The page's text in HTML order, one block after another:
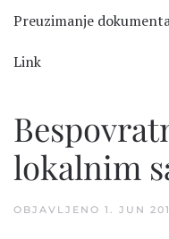
Preuzimanje
Link
lokalnim
OBJAVLJENO 1. JUN